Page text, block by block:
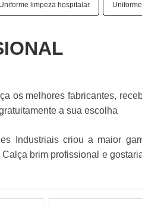
Uniforme limpeza hospitalar
os melhores fabricantes,
a sua escolha
Industriais criou a maior
brim profissional e